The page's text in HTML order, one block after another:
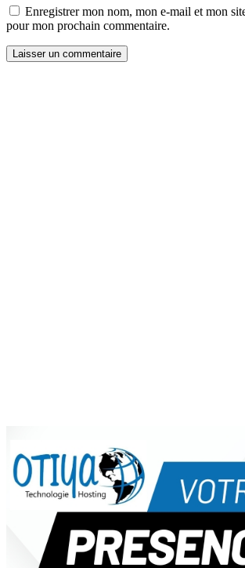
Enregistrer mon nom, mon e-mail et mon
pour mon prochain commentaire.